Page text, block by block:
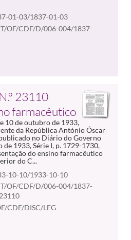
01-03/1837-01-03
OF/CDF/D/006-004/1837-
23110
farmacêutico
10 de outubro de 1933,
da República António Óscar
no Diário do Governo
de 1933, Série I, p. 1729-1730,
do ensino farmacêutico
do C...
10-10/1933-10-10
OF/CDF/D/006-004/1837-
CDF/DISC/LEG